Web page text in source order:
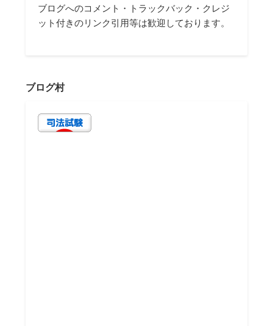
ブログへのコメント・トラックバック・クレジ
ット付きのリンク引用等は歓迎しております。
ブログ村